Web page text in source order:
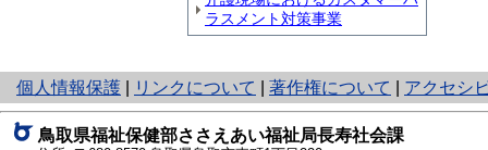
ラスメント対策事業
個人情報保護
と
り
ネ
リンクについて 著作権について アクセシ
鳥取県福祉保健部ささえあい福祉局長寿社会課